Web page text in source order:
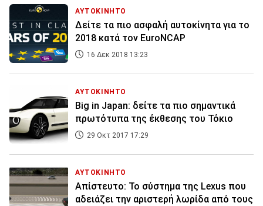
ΑΥΤΟΚΙΝΗΤΟ
Δείτε τα πιο ασφαλή αυτοκίνητα για το
2018 κατά τον EuroNCAP
16 Δεκ 2018 13:23
ΑΥΤΟΚΙΝΗΤΟ
Big in Japan: δείτε τα πιο σημαντικά
πρωτότυπα της έκθεσης του Τόκιο
29 Οκτ 2017 17:29
ΑΥΤΟΚΙΝΗΤΟ
Απίστευτο: Το σύστημα της Lexus που
αδειάζει την αριστερή λωρίδα από τους